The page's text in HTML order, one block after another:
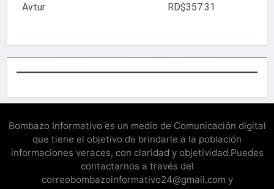
Avtur RD$357.31
Bombazo Informativo es un medio de Comunicación digital
que tiene el objetivo de brindarle a la población
informaciones veraces, con claridad y objetividad.Puedes
contactarnos a través del
correobombazoinformativo24@gmail.com y